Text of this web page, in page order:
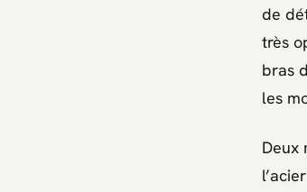
de
très
bras
les
Deux